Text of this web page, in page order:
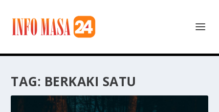
TAG: BERKAKI SATU